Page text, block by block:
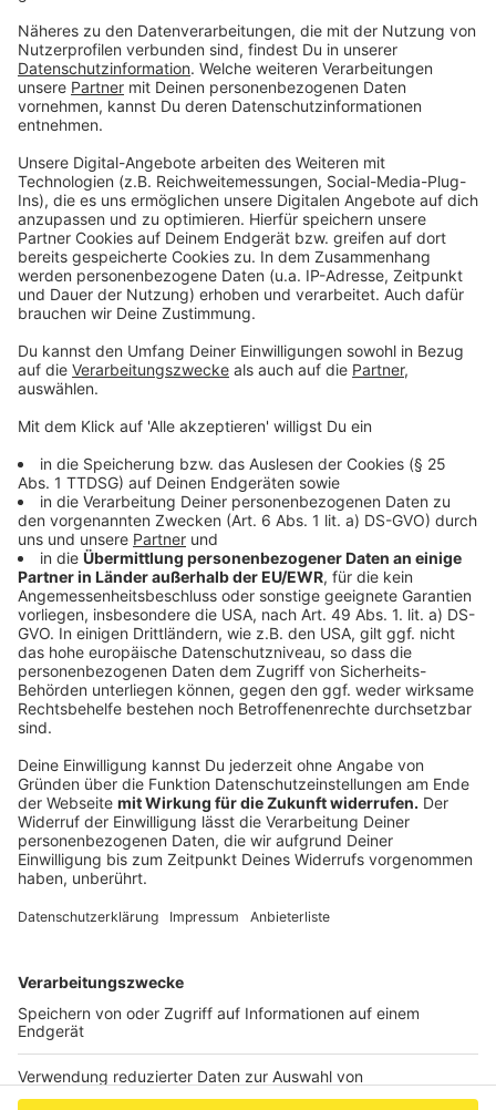
Schrank werden verkleidet, die Beleuchtung verändert.
Alles soll an das Atelier eines alten Meisters erinnern.
Besonders spannend ist es, bei den Stoffarbeiten und
Bildteppichen mit vielen verschiedenen Nationalitäten
zusammen zu arbeiten“, erklärt Vera Sous.
Die Projektteilnehmer*innen von Spectrum sind unter
anderem langzeitarbeitslose Menschen, die in der
Kunstwerkstatt eine neue Struktur erfahren und in den
künstlerischen Projekten neue Talente entfalten
können. „Dieser neue Raum ist nicht nur als Ort für
einen Cafébetrieb konzipiert, sondern ermöglicht es
zukünftig, in unmittelbarer Nähe zur Ausstellung auch
Angebote für Schulklassen zu veranstalten. Einmal pro
Woche soll hier der Kinder-Museumsclub ab Herbst
stattfinden, ebenso planen wir Künstler*innen-
Dorp, die Leiterin des Museumsdiensts im
Kulturbetrieb.
„Nach zwei Jahren können wir diesen Raum mit neuen
Aktivitäten öffnen und eine Vielfalt an
Bildungsmöglichkeiten anbieten, was gut zu unserer
Vernetzung innerhalb des Viertels mit der
Nachbarschaft zum Kaiserplatz passt“, freut sich Till-
Holger Borchert, der Direktor des Suermondt-Ludwig-
Museums. Das neue Gestaltungskonzept nimmt dabei
sowohl Bezug auf die Historie des Hauses als auch auf
die Tradition des Museums.
Informationen über das Café Wunderkammer gibt es
im Internet unter www.locations-aachen.de.
Anzeige
Anzeige